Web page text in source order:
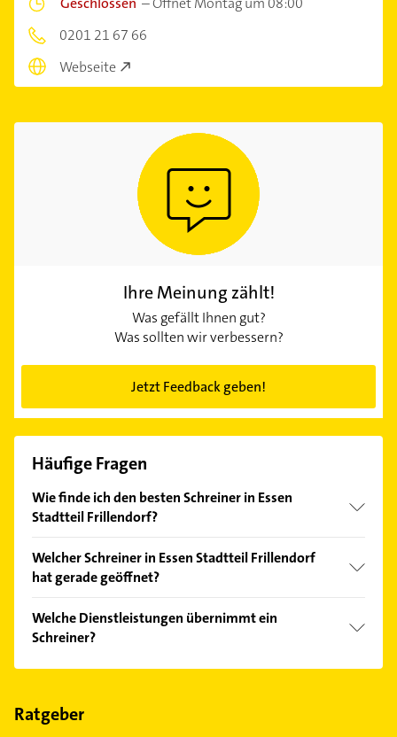
0201 21 67 66
Webseite
Ihre Meinung zählt!
Was gefällt Ihnen gut?
Was sollten wir verbessern?
Jetzt Feedback geben!
Häufige Fragen
Wie finde ich den besten Schreiner in Essen
Stadtteil Frillendorf?
Kundenmeinungen und profitieren Sie von den
Empfehlungen. Die Suchergebnisse können Sie sich
Welcher Schreiner in Essen Stadtteil Frillendorf
hat gerade geöffnet?
Bitte beachten Sie, dass diese an Sonn- und
Feiertagen abweichen können.
Welche Dienstleistungen übernimmt ein
Schreiner?
Folgende Leistungen werden angeboten:
Ratgeber